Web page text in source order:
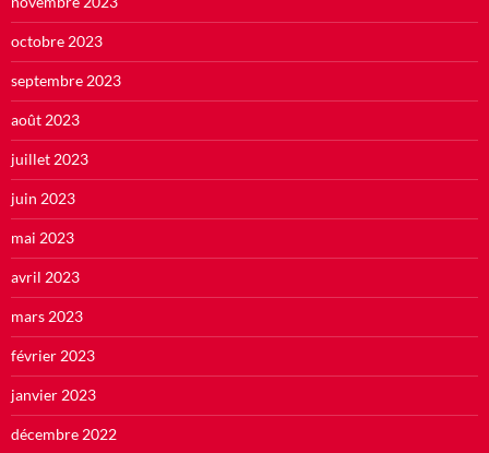
octobre 2023
septembre 2023
août 2023
juillet 2023
juin 2023
mai 2023
avril 2023
mars 2023
février 2023
janvier 2023
décembre 2022